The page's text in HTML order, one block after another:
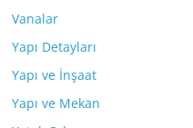
Vanalar
Yapı Detayları
Yapı ve İnşaat
Yapı ve Mekan